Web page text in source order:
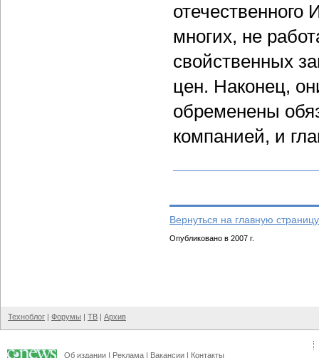
многих, не
свойственных
цен. Наконец,
обременены
компанией, и
Вернуться на главную
Опубликовано в 2007 г.
Техноблог | Форумы | ТВ | Архив
Об издании | Реклама | Вакансии | Контакты